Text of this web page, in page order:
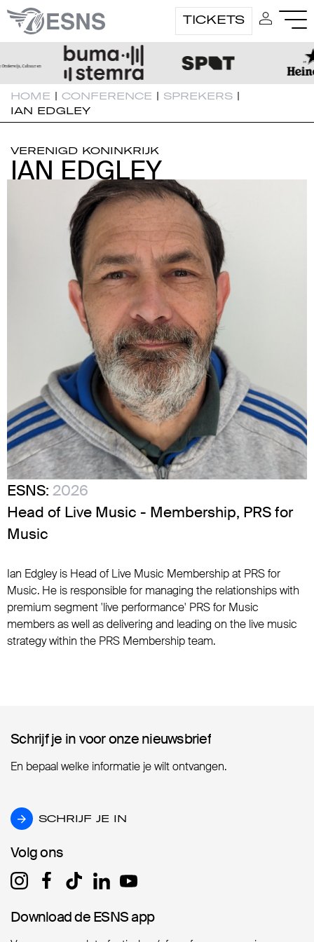
TICKETS
HOME | CONFERENCE | SPREKERS |
IAN EDGLEY
VERENIGD KONINKRIJK
IAN EDGLEY
IAN EDGLEY
ESNS: 2026
Head of Live Music - Membership, PRS for
Music
Ian Edgley is Head of Live Music Membership at PRS for
Music. He is responsible for managing the relationships with
premium segment 'live performance' PRS for Music
members as well as delivering and leading on the live music
strategy within the PRS Membership team.
Schrijf je in voor onze nieuwsbrief
Schrijf je in voor onze nieuwsbrief
En bepaal welke informatie je wilt ontvangen.
SCHRIJF JE IN
SCHRIJF JE IN
Volg ons
Volg ons
Download de ESNS app
Download de ESNS app